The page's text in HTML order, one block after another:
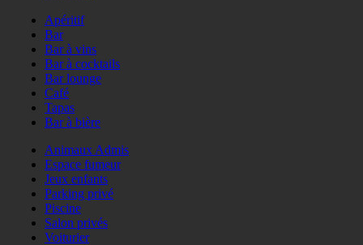
Apéritif
Bar
Bar à vins
Bar à cocktails
Bar lounge
Café
Tapas
Bar à bière
Animaux Admis
Espace fumeur
Jeux enfants
Parking privé
Piscine
Salon privés
Voiturier